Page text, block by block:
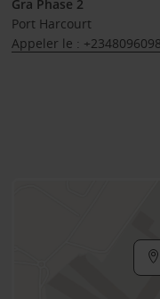
Gra Phase 2
Port Harcourt
Appeler le :